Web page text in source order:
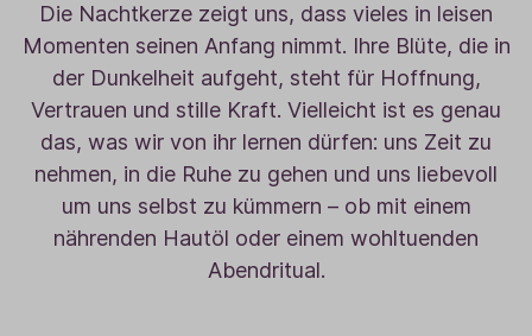
Die Nachtkerze zeigt uns, dass vieles in leisen
Momenten seinen Anfang nimmt. Ihre Blüte, die in
der Dunkelheit aufgeht, steht für Hoffnung,
Vertrauen und stille Kraft. Vielleicht ist es genau
das, was wir von ihr lernen dürfen: uns Zeit zu
nehmen, in die Ruhe zu gehen und uns liebevoll
um uns selbst zu kümmern – ob mit einem
nährenden Hautöl oder einem wohltuenden
Abendritual.